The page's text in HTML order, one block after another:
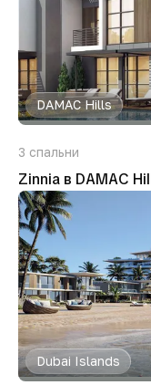
DAMAC Hills
3 спальни
Zinnia в DAMAC
Dubai Islands